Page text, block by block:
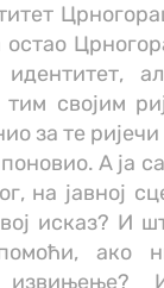
остао
својим
за те
А ја
на јавној
исказ? И
ако
извињење?